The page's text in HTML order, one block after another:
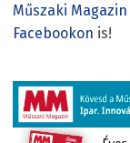
Műszaki Magazin
Facebookon is!